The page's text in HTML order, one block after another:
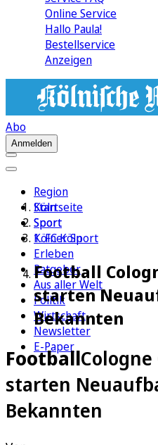
Online Service
Hallo Paula!
Bestellservice
Anzeigen
Abo
Anmelden
Region
Köln
Sport
1. FC Köln
Erleben
Ratgeber
Aus aller Welt
Politik
Wirtschaft
Newsletter
E-Paper
Startseite
Sport
Kölner Sport
Football
starten
Bekannten
Football
starten
Bekannten